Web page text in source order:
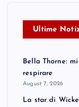
Ultime
Bella Thorne:
respirare
August 7, 2026
La star di